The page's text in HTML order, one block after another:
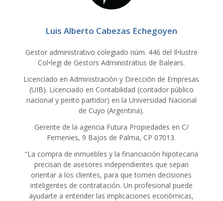
Luis Alberto Cabezas Echegoyen
Gestor administrativo colegiado núm. 446 del Il•lustre
Col•legi de Gestors Administratius de Balears.
Licenciado en Administración y Dirección de Empresas
(UIB). Licenciado en Contabilidad (contador público
nacional y perito partidor) en la Universidad Nacional
de Cuyo (Argentina).
Gerente de la agencia Futura Propiedades en C/
Femenies, 9 Bajos de Palma, CP 07013.
“La compra de inmuebles y la financiación hipotecaria
precisan de asesores independientes que sepan
orientar a los clientes, para que tomen decisiones
inteligentes de contratación. Un profesional puede
ayudarte a entender las implicaciones económicas,